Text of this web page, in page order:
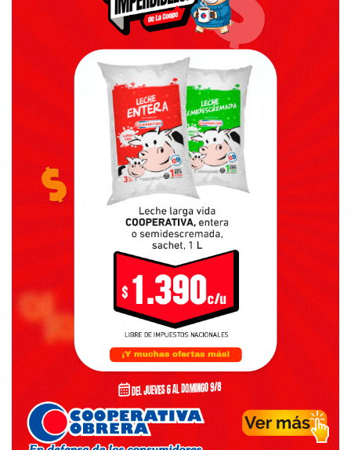
FUENTE: LA VOZ DEL PUEBLO.